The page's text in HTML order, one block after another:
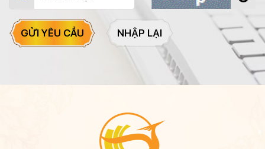
GỬI YÊU CẦU NHẬP LẠI